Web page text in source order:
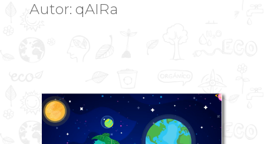
Autor: qAIRa